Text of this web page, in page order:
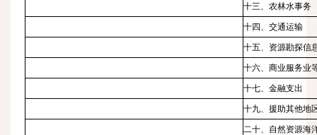
十三、农林水事务
十四、交通运输
十五、资源勘探信
十六、商业服务业
十七、金融支出
十九、援助其他地
二十、自然资源海